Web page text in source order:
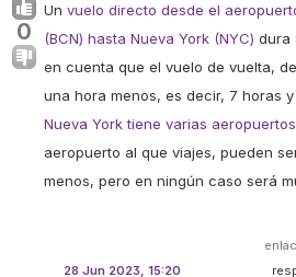
0
Un vuelo directo desde el
(BCN) hasta Nueva York (NYC) dura
en cuenta que el vuelo de vuelta,
una hora menos, es decir, 7 horas
Nueva York tiene varias aeropuertos
aeropuerto al que viajes, pueden
menos, pero en ningún caso será
28 Jun 2023, 15:20